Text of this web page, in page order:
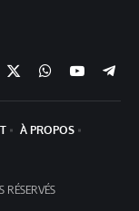
X
(Twitter)
Chaine
WhatsApp
YouTube
À PROPOS